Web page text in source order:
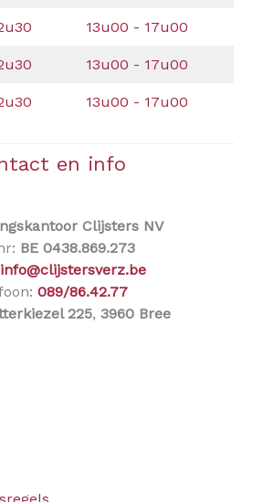
13u00 - 17u00
13u00 - 17u00
13u00 - 17u00
en info
Clijsters NV
BE 0438.869.273
info@clijstersverz.be
089/86.42.77
225, 3960 Bree